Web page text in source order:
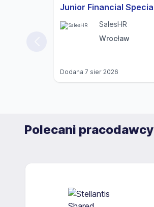
SalesHR
Wrocław
Dodana 7 sier 2026
Polecani pracodawcy